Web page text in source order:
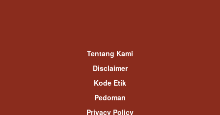
Tentang Kami
Disclaimer
Kode Etik
Pedoman
Privacy Policy